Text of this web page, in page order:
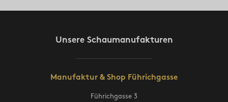
Unsere Schaumanufakturen
Manufaktur & Shop Führichgasse
Führichgasse 3